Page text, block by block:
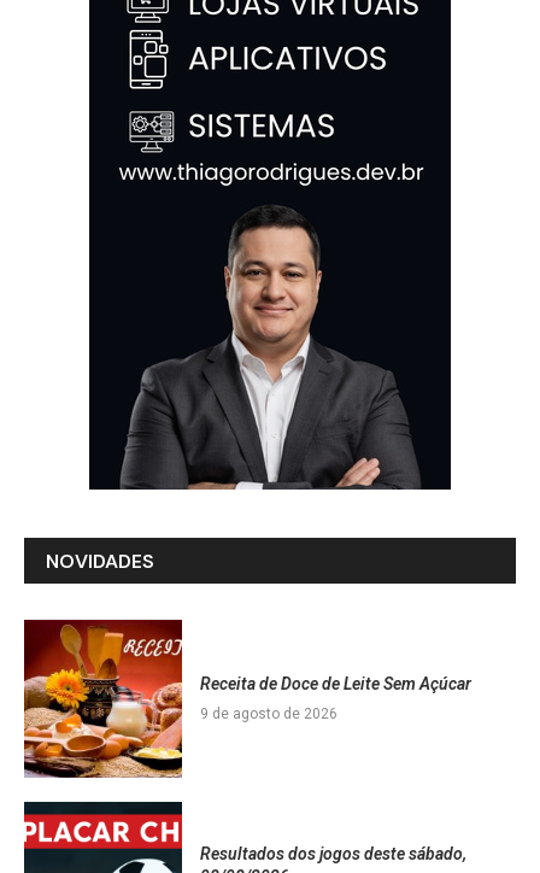
NOVIDADES
Receita de Doce de Leite Sem Açúcar
9 de agosto de 2026
Resultados dos jogos deste sábado,